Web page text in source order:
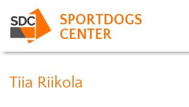
SPORTDOGS
CENTER
Tiia Riikola